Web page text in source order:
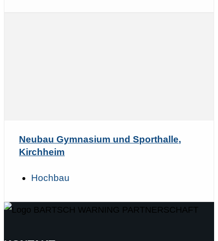
Neubau Gymnasium und Sporthalle,
Kirchheim
Hochbau